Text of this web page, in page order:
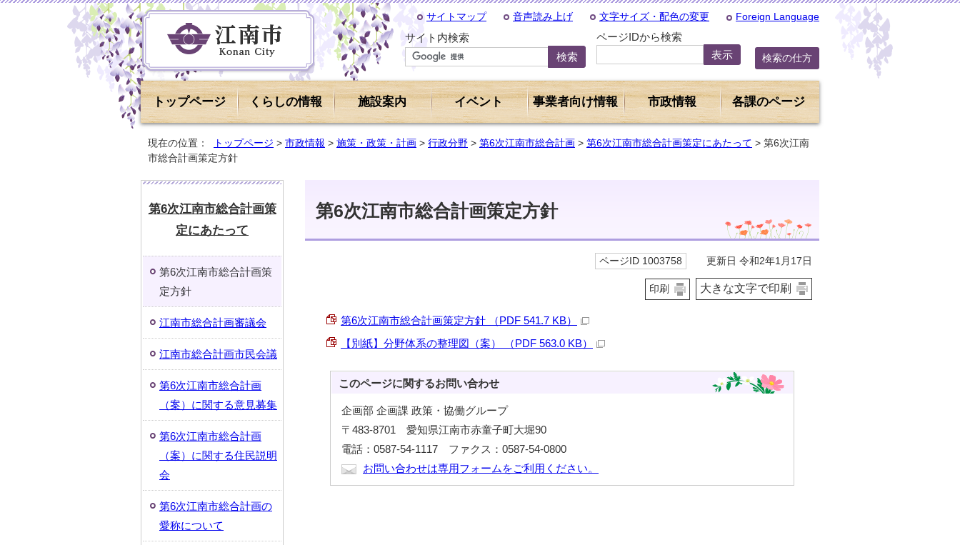
サイトマップ 音声読み上げ 文字サイズ・配色の変更 Foreign Language
サイト内検索 ページIDから検索
検索の仕方
トップページ くらしの情報 施設案内 イベント 事業者向け情報 市政情報 各課のページ
現在の位置： トップページ > 市政情報 > 施策・政策・計画 > 行政分野 > 第6次江南市総合計画 > 第6次江南市総合計画策定にあたって > 第6次江南
市総合計画策定方針
第6次江南市総合計画策定方針
ページID 1003758 更新日 令和2年1月17日
印刷 大きな文字で印刷
第6次江南市総合計画策定方針 （PDF 541.7 KB）
【別紙】分野体系の整理図（案） （PDF 563.0 KB）
このページに関するお問い合わせ
企画部 企画課 政策・協働グループ
〒483-8701 愛知県江南市赤童子町大堀90
電話：0587-54-1117 ファクス：0587-54-0800
お問い合わせは専用フォームをご利用ください。
第6次江南市総合計画策
定にあたって
第6次江南市総合計画策
定方針
江南市総合計画審議会
江南市総合計画市民会議
第6次江南市総合計画
（案）に関する意見募集
第6次江南市総合計画
（案）に関する住民説明
会
第6次江南市総合計画の
愛称について